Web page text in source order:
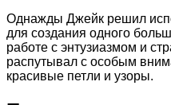
Однажды Джейк решил
для создания одного
работе с энтузиазмом и
распутывал с особым
красивые петли и узоры.